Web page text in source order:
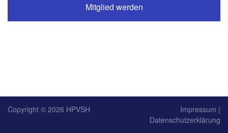
Mitglied werden
Copyright © 2026 HPVSH Impressum |
Datenschutzerklärung